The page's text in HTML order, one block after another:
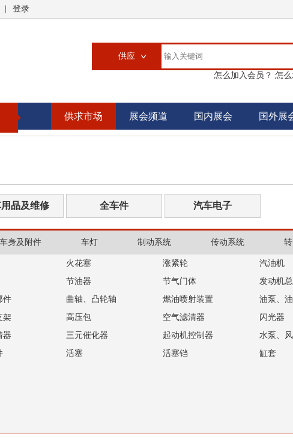
登录
供应
求购
企业
书刊
怎么加入会员？ 怎
供求市场 展会频道 国内展会 国外展
品及维修 全车件 汽车电子
车身及附件 车灯 制动系统 传动系统
火花塞 涨紧轮 汽油机
节油器 节气门体 发动机
件 曲轴、凸轮轴 燃油喷射装置 油泵、
架 高压包 空气滤清器 闪光器
器 三元催化器 起动机控制器 水泵、
活塞 活塞铛 缸套